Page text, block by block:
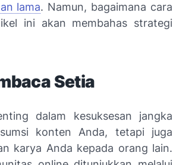
lama. Namun, bagaimana cara
ini akan membahas strategi
Setia
dalam kesuksesan jangka
konten Anda, tetapi juga
karya Anda kepada orang lain.